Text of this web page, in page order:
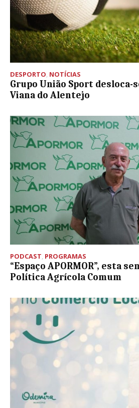
DESPORTO, NOTÍCIAS
Grupo União Sport desloca-
Viana do Alentejo
PODCAST, PROGRAMAS
“Espaço APORMOR”, esta
Política Agrícola Comum